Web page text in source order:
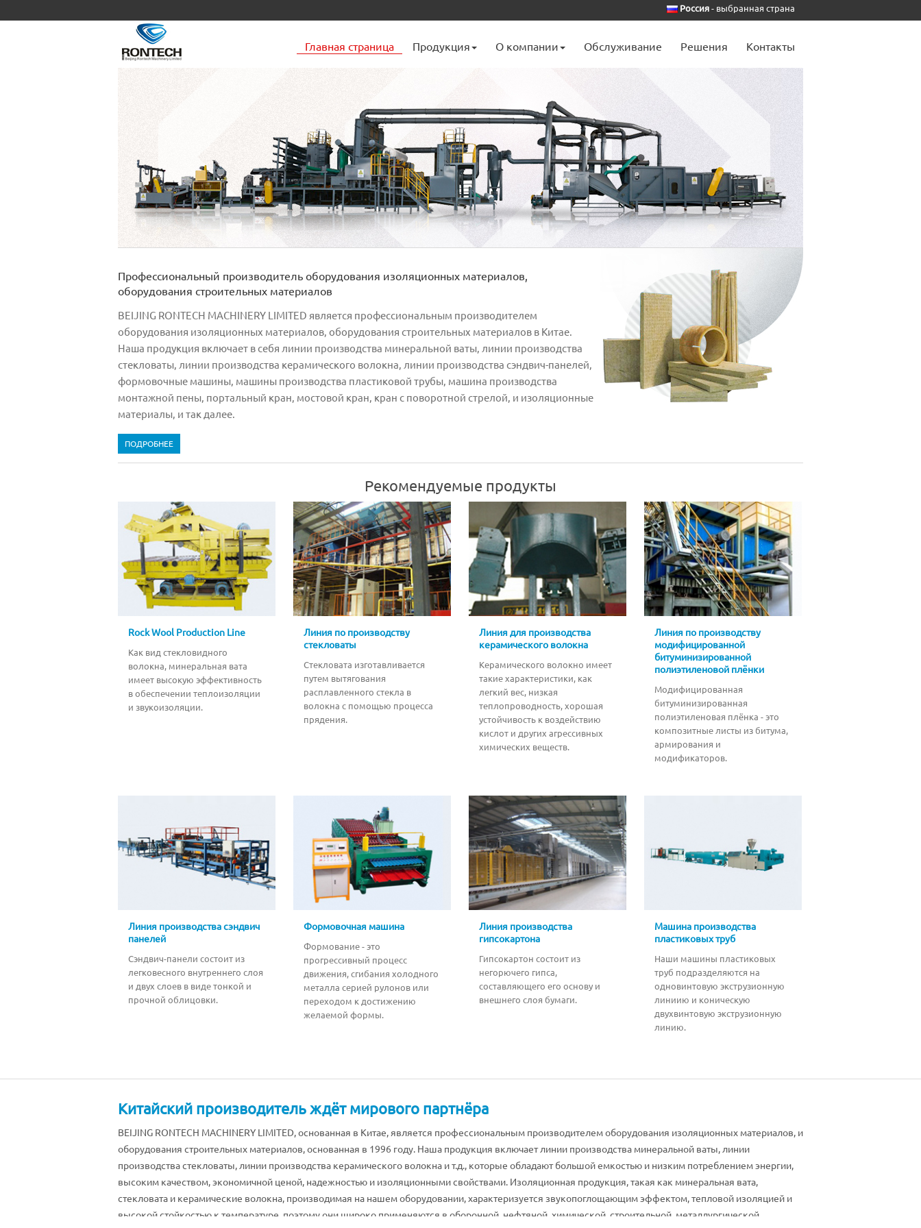
Россия - выбранная страна
Главная страница Продукция О компании Обслуживание Решения Контакты
Профессиональный производитель оборудования изоляционных материалов,
оборудования строительных материалов
BEIJING RONTECH MACHINERY LIMITED является профессиональным производителем
оборудования изоляционных материалов, оборудования строительных материалов в Китае.
Наша продукция включает в себя линии производства минеральной ваты, линии производства
стекловаты, линии производства керамического волокна, линии производства сэндвич-панелей,
формовочные машины, машины производства пластиковой трубы, машина производства
монтажной пены, портальный кран, мостовой кран, кран с поворотной стрелой, и изоляционные
материалы, и так далее.
ПОДРОБНЕЕ
Рекомендуемые продукты
Rock Wool Production Line
Как вид стекловидного
волокна, минеральная вата
имеет высокую эффективность
в обеспечении теплоизоляции
и звукоизоляции.
Линия по производству
стекловаты
Стекловата изготавливается
путем вытягования
расплавленного стекла в
волокна с помощью процесса
прядения.
Линия для производства
керамического волокна
Керамического волокно имеет
такие характеристики, как
легкий вес, низкая
теплопроводность, хорошая
устойчивость к воздействию
кислот и других агрессивных
химических веществ.
Линия по производству
модифицированной
битуминизированной
полиэтиленовой плёнки
Модифицированная
битуминизированная
полиэтиленовая плёнка - это
композитные листы из битума,
армирования и
модификаторов.
Линия производства сэндвич
панелей
Сэндвич-панели состоит из
легковесного внутреннего слоя
и двух слоев в виде тонкой и
прочной облицовки.
Формовочная машина
Формование - это
прогрессивный процесс
движения, сгибания холодного
металла серией рулонов или
переходом к достижению
желаемой формы.
Линия производства
гипсокартона
Гипсокартон состоит из
негорючего гипса,
составляющего его основу и
внешнего слоя бумаги.
Машина производства
пластиковых труб
Наши машины пластиковых
труб подразделяются на
одновинтовую экструзионную
линиию и коническую
двухвинтовую экструзионную
линию.
Китайский производитель ждёт мирового партнёра
BEIJING RONTECH MACHINERY LIMITED, основанная в Китае, является профессиональным производителем оборудования изоляционных материалов, и
оборудования строительных материалов, основанная в 1996 году. Наша продукция включает линии производства минеральной ваты, линии
производства стекловаты, линии производства керамического волокна и т.д., которые обладают большой емкостью и низким потреблением энергии,
высоким качеством, экономичной ценой, надежностью и изоляционными свойствами. Изоляционная продукция, такая как минеральная вата,
стекловата и керамические волокна, производимая на нашем оборудовании, характеризуется звукопоглощающим эффектом, тепловой изоляцией и
высокой стойкостью к температуре, поэтому они широко применяются в оборонной, нефтяной, химической, строительной, металлургической